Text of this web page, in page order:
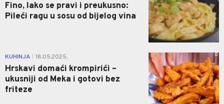
Fino, lako se pravi i preukusno:
Pileći ragu u sosu od bijelog vina
KUHINJA 18.05.2025.
Hrskavi domaći krompirići –
ukusniji od Meka i gotovi bez
friteze
0